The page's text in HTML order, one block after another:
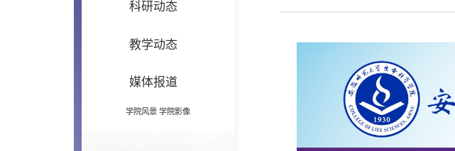
科研动态
教学动态
媒体报道
学院风景 学院影像